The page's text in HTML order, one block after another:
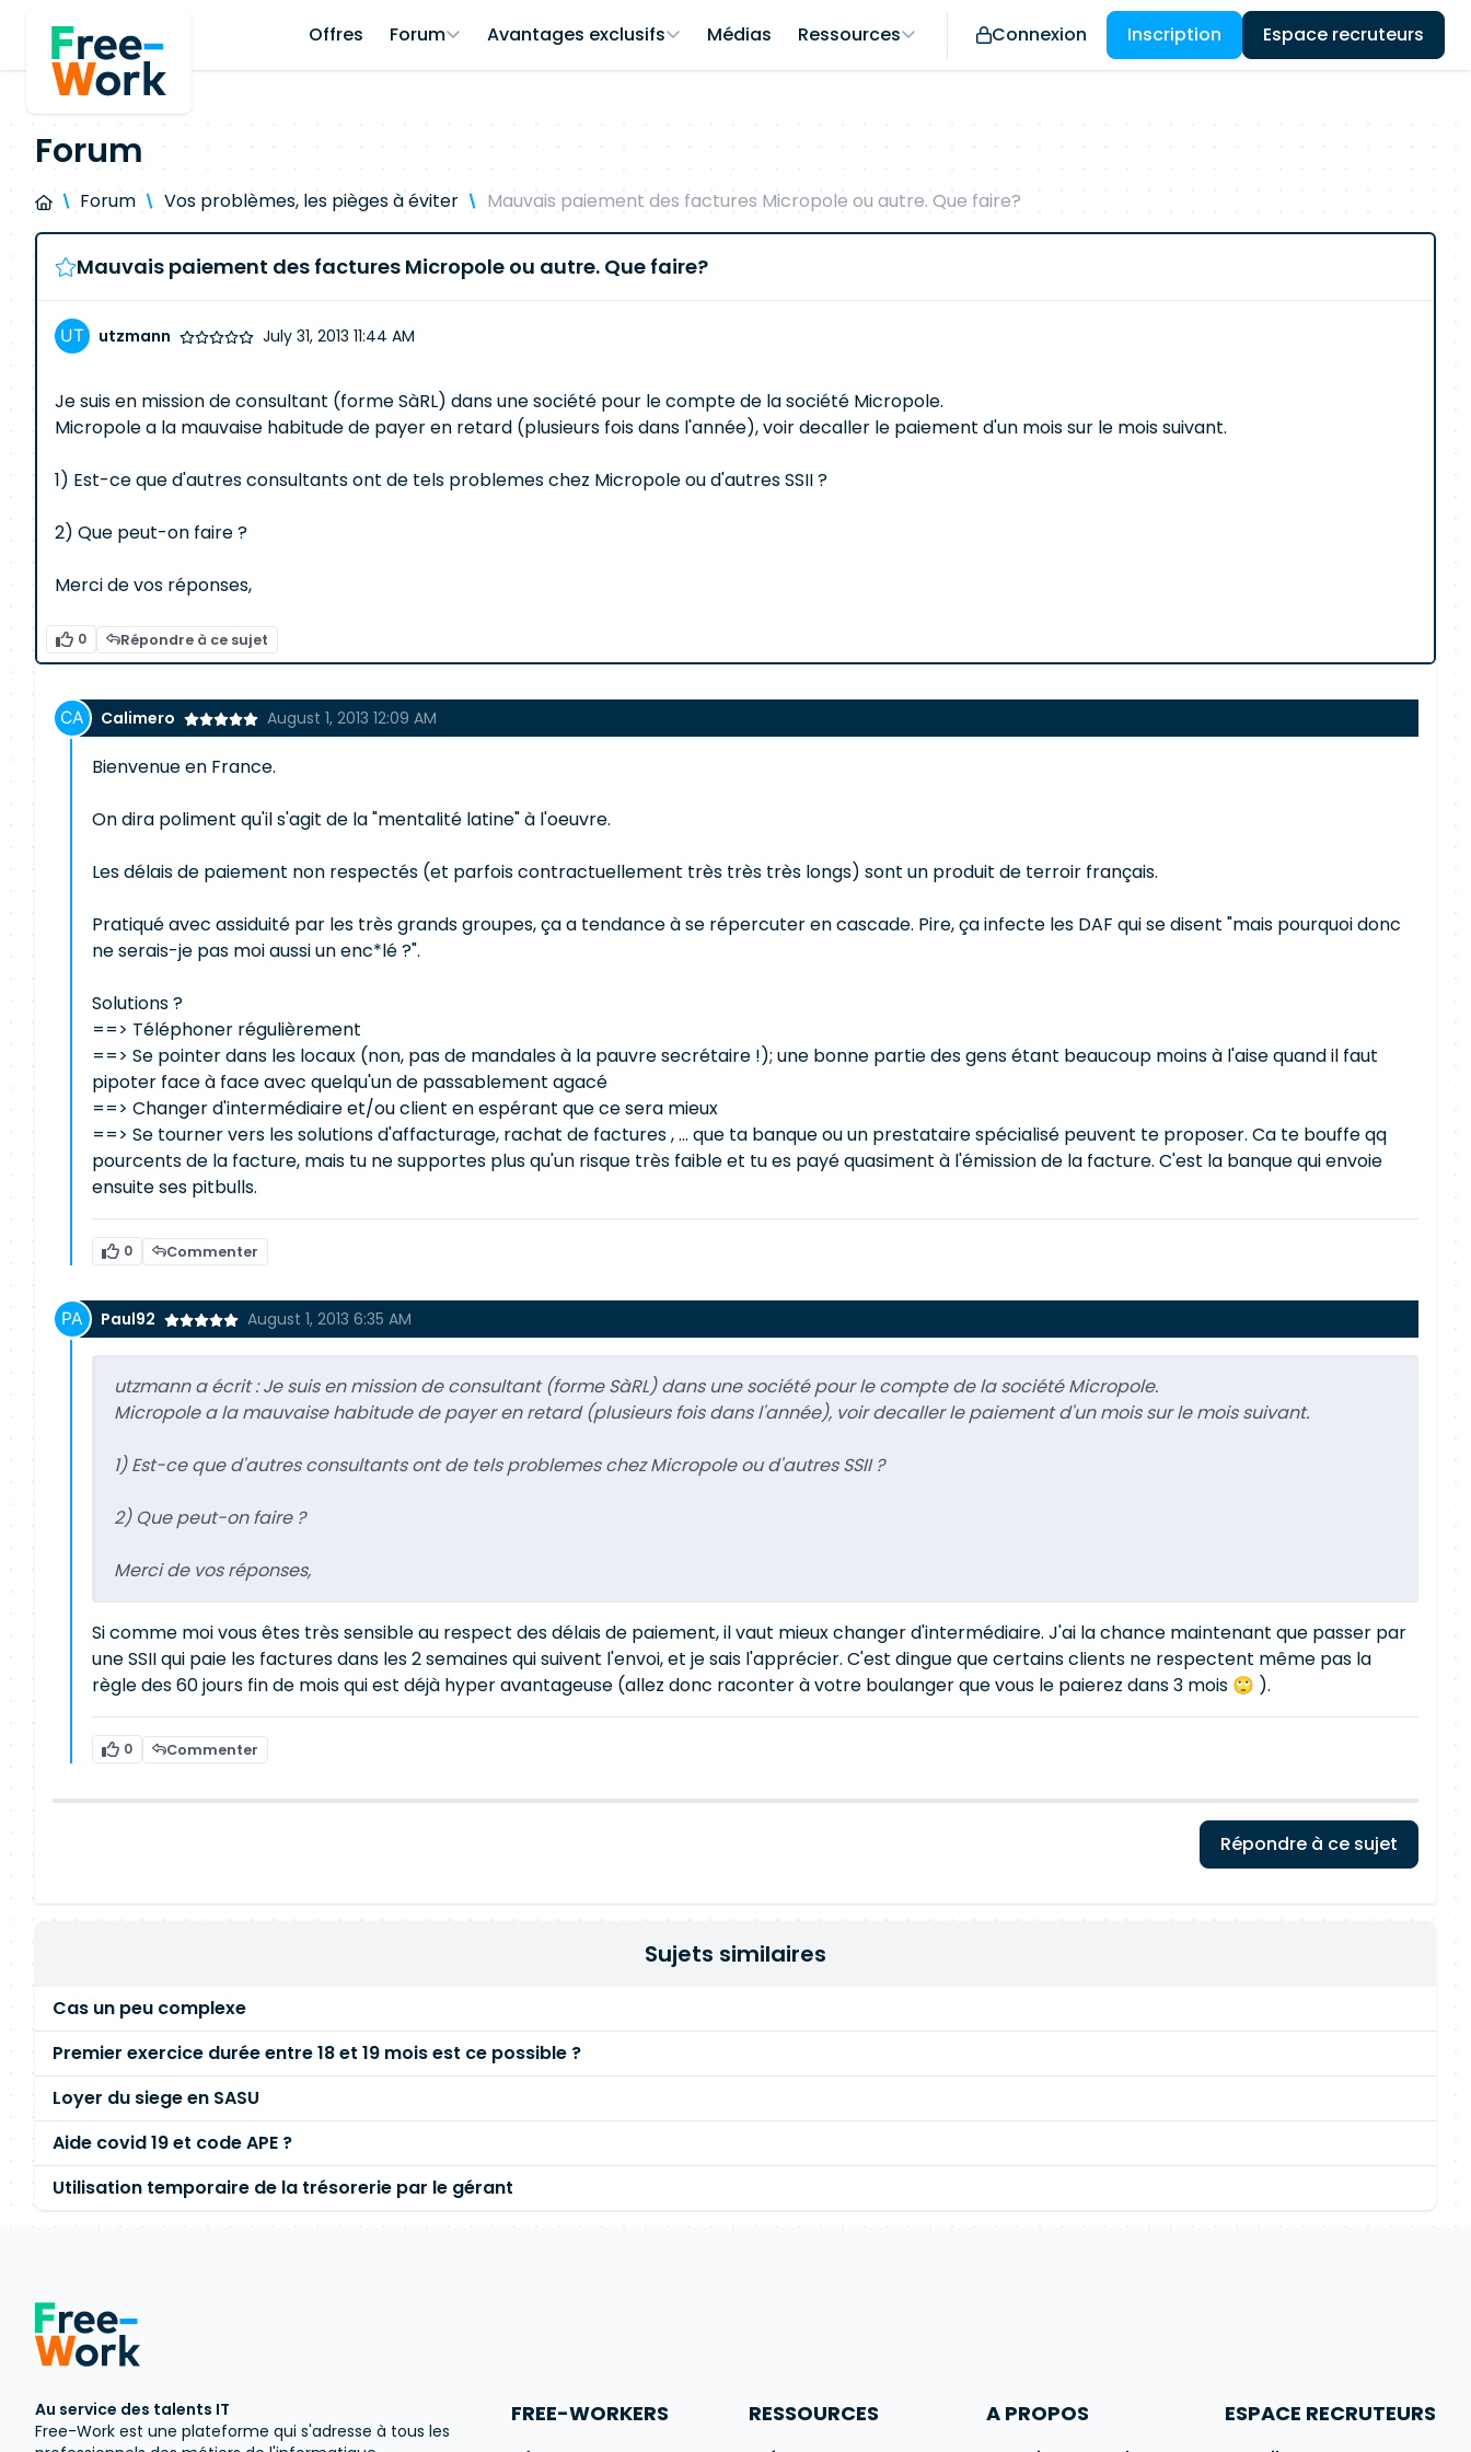
Offres Forum Avantages exclusifs Médias Ressources Connexion Inscription Espace recruteurs
Forum
Forum Vos problèmes, les pièges à éviter Mauvais paiement des factures Micropole ou autre. Que faire?
Mauvais paiement des factures Micropole ou autre. Que faire?
utzmann July 31, 2013 11:44 AM
Je suis en mission de consultant (forme SàRL) dans une société pour le compte de la société Micropole.
Micropole a la mauvaise habitude de payer en retard (plusieurs fois dans l'année), voir decaller le paiement d'un mois sur le mois suivant.
1) Est-ce que d'autres consultants ont de tels problemes chez Micropole ou d'autres SSII ?
2) Que peut-on faire ?
Merci de vos réponses,
0 Répondre à ce sujet
Calimero August 1, 2013 12:09 AM
Bienvenue en France.
On dira poliment qu'il s'agit de la "mentalité latine" à l'oeuvre.
Les délais de paiement non respectés (et parfois contractuellement très très très longs) sont un produit de terroir français.
Pratiqué avec assiduité par les très grands groupes, ça a tendance à se répercuter en cascade. Pire, ça infecte les DAF qui se disent "mais pourquoi donc
ne serais-je pas moi aussi un enc*lé ?".
Solutions ?
==> Téléphoner régulièrement
==> Se pointer dans les locaux (non, pas de mandales à la pauvre secrétaire !); une bonne partie des gens étant beaucoup moins à l'aise quand il faut
pipoter face à face avec quelqu'un de passablement agacé
==> Changer d'intermédiaire et/ou client en espérant que ce sera mieux
==> Se tourner vers les solutions d'affacturage, rachat de factures , ... que ta banque ou un prestataire spécialisé peuvent te proposer. Ca te bouffe qq
pourcents de la facture, mais tu ne supportes plus qu'un risque très faible et tu es payé quasiment à l'émission de la facture. C'est la banque qui envoie
ensuite ses pitbulls.
0 Commenter
Paul92 August 1, 2013 6:35 AM
utzmann a écrit :Je suis en mission de consultant (forme SàRL) dans une société pour le compte de la société Micropole.
Micropole a la mauvaise habitude de payer en retard (plusieurs fois dans l'année), voir decaller le paiement d'un mois sur le mois suivant.
1) Est-ce que d'autres consultants ont de tels problemes chez Micropole ou d'autres SSII ?
2) Que peut-on faire ?
Merci de vos réponses,
Si comme moi vous êtes très sensible au respect des délais de paiement, il vaut mieux changer d'intermédiaire. J'ai la chance maintenant que passer par
une SSII qui paie les factures dans les 2 semaines qui suivent l'envoi, et je sais l'apprécier. C'est dingue que certains clients ne respectent même pas la
règle des 60 jours fin de mois qui est déjà hyper avantageuse (allez donc raconter à votre boulanger que vous le paierez dans 3 mois 🙄 ).
0 Commenter
Répondre à ce sujet
Sujets similaires
Cas un peu complexe
Premier exercice durée entre 18 et 19 mois est ce possible ?
Loyer du siege en SASU
Aide covid 19 et code APE ?
Utilisation temporaire de la trésorerie par le gérant
Au service des talents IT
Free-Work est une plateforme qui s'adresse à tous les
FREE-WORKERS RESSOURCES A PROPOS ESPACE RECRUTEURS